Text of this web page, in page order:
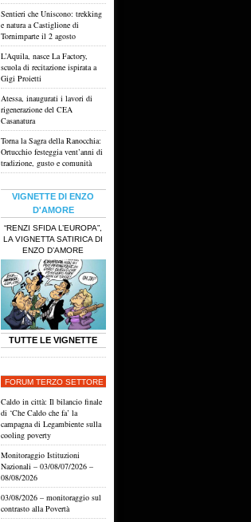
Sentieri che Uniscono: trekking
e natura a Castiglione di
Tornimparte il 2 agosto
L’Aquila, nasce La Factory,
scuola di recitazione ispirata a
Gigi Proietti
Atessa, inaugurati i lavori di
rigenerazione del CEA
Casanatura
Torna la Sagra della Ranocchia:
Ortucchio festeggia vent’anni di
tradizione, gusto e comunità
VIGNETTE DI ENZO
D'AMORE
“RENZI SFIDA L’EUROPA”,
LA VIGNETTA SATIRICA DI
ENZO D’AMORE
TUTTE LE VIGNETTE
FORUM TERZO SETTORE
Caldo in città: Il bilancio finale
di ‘Che Caldo che fa’ la
campagna di Legambiente sulla
cooling poverty
Monitoraggio Istituzioni
Nazionali – 03/08/07/2026 –
08/08/2026
03/08/2026 – monitoraggio sul
contrasto alla Povertà